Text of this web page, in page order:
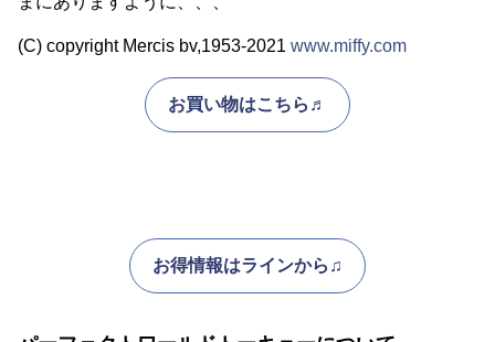
(C) copyright Mercis bv,1953-2021 www.miffy.com
お買い物はこちら♬
お得情報はラインから♫